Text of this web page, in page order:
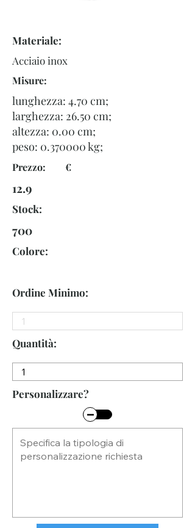
Materiale:
Acciaio inox
Misure:
lunghezza: 4.70 cm;
larghezza: 26.50 cm;
altezza: 0.00 cm;
peso: 0.370000kg;
Prezzo: €
12.9
Stock:
700
Colore:
Ordine Minimo:
Quantità:
Personalizzare?